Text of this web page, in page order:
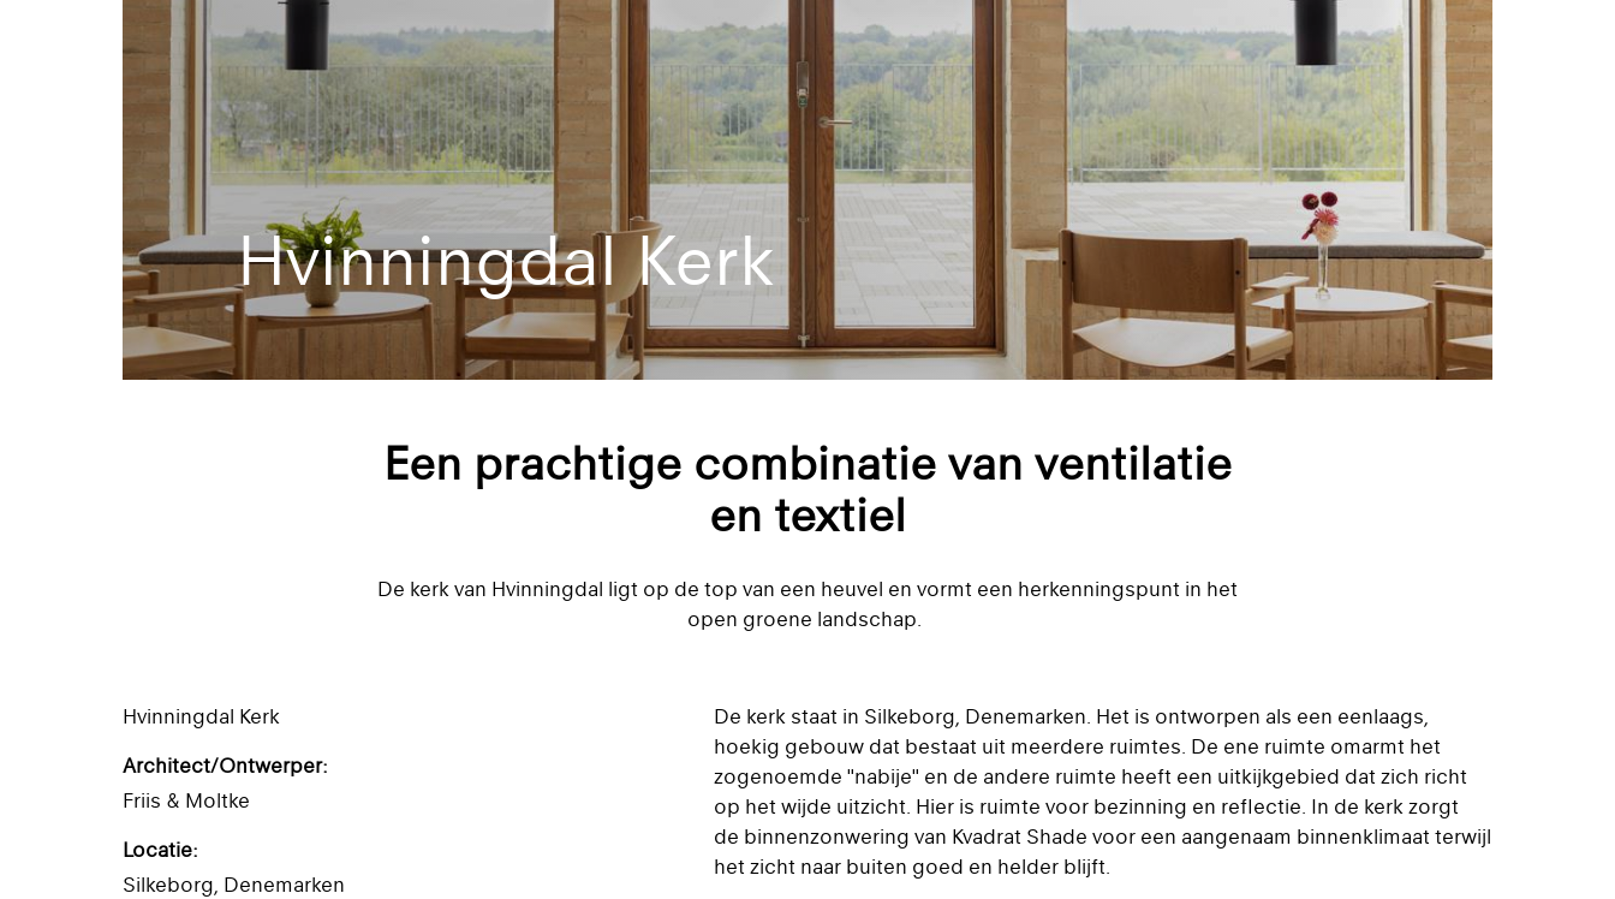
Hvinningdal Kerk
Een prachtige combinatie van ventilatie
en textiel
De kerk van Hvinningdal ligt op de top van een heuvel en vormt een herkenningspunt in het
open groene landschap.
Hvinningdal Kerk
Architect/Ontwerper:
Friis & Moltke
Locatie:
Silkeborg, Denemarken
De kerk staat in Silkeborg, Denemarken. Het is ontworpen als een eenlaags,
hoekig gebouw dat bestaat uit meerdere ruimtes. De ene ruimte omarmt het
zogenoemde "nabije" en de andere ruimte heeft een uitkijkgebied dat zich richt
op het wijde uitzicht. Hier is ruimte voor bezinning en reflectie. In de kerk zorgt
de binnenzonwering van Kvadrat Shade voor een aangenaam binnenklimaat terwijl
het zicht naar buiten goed en helder blijft.